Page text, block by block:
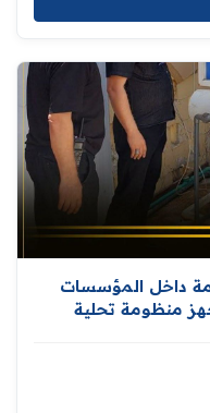
داخل المؤسسات
منظومة تحلية